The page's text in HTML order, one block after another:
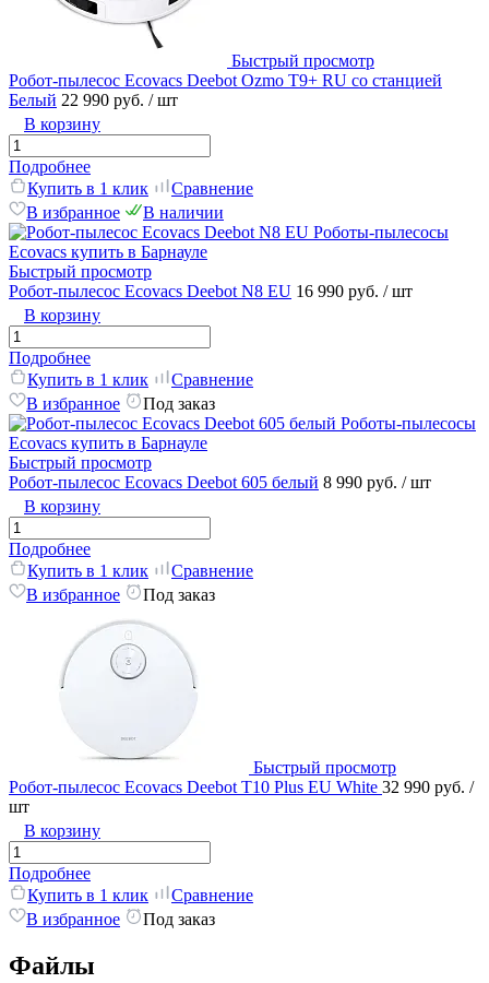
Быстрый просмотр
Робот-пылесос Ecovacs Deebot Ozmo T9+ RU со станцией
Белый 22 990 руб. / шт
В корзину
Подробнее
Купить в 1 клик
Сравнение
В избранное
В наличии
Быстрый просмотр
Робот-пылесос Ecovacs Deebot N8 EU 16 990 руб. / шт
В корзину
Подробнее
Купить в 1 клик
Сравнение
В избранное
Под заказ
Быстрый просмотр
Робот-пылесос Ecovacs Deebot 605 белый 8 990 руб. / шт
В корзину
Подробнее
Купить в 1 клик
Сравнение
В избранное
Под заказ
Быстрый просмотр
Робот-пылесос Ecovacs Deebot T10 Plus EU White 32 990 руб. /
шт
В корзину
Подробнее
Купить в 1 клик
Сравнение
В избранное
Под заказ
Файлы